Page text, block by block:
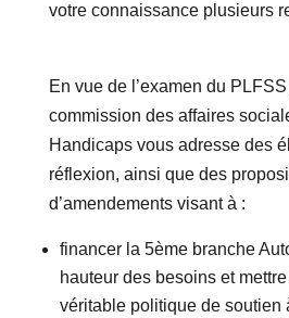
votre connaissance plusieurs
En vue de l’examen du
commission des affaires
Handicaps vous adresse des
réflexion, ainsi que des
d’amendements visant à :
financer la 5ème branche
hauteur des besoins et
véritable politique de soutien